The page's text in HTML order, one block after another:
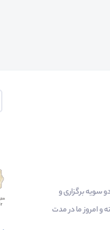
دو سویه برگزاری و
و امروز ما در مدت